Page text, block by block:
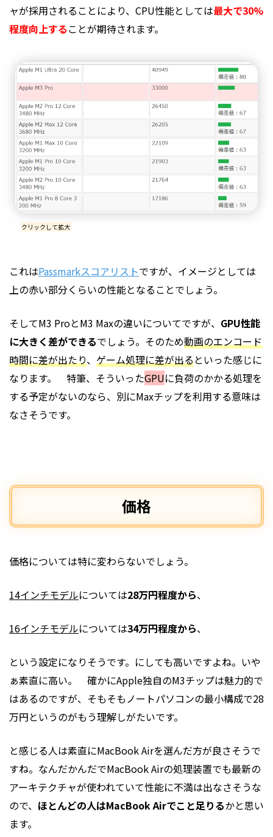
ャが採用されることにより、 CPU性能としては最大で30%
程度向上することが期待されます。
クリックして拡大
これはPassmarkスコアリストですが、イメージとしては
上の赤い部分くらいの性能となることでしょう。
そしてM3 ProとM3 Maxの違いについてですが、 GPU性能
に大きく差ができるでしょう。そのため動画のエンコード
時間に差が出たり、 ゲーム処理に差が出る といった感じに
なります。 特筆、そういったGPUに負荷のかかる処理を
する予定がないのなら、別にMaxチップを利用する意味は
なさそうです。
価格
価格については特に変わらないでしょう。
14インチモデルについては28万円程度から、
16インチモデルについては34万円程度から、
という設定になりそうです。にしても高いですよね。いや
ぁ素直に高い。 確かにApple独自のM3チップは魅力的で
はあるのですが、そもそもノートパソコンの最小構成で28
万円というのがもう理解しがたいです。
と感じる人は素直にMacBook Airを選んだ方が良さそうで
すね。なんだかんだでMacBook Airの処理装置でも最新の
アーキテクチャが使われていて性能に不満は出なさそうな
ので、 ほとんどの人はMacBook Airでこと足りるかと思い
ます。